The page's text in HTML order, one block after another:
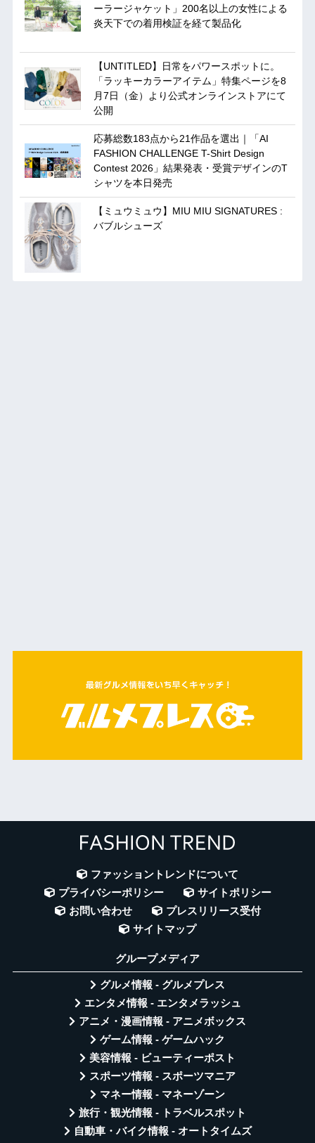
ーラージャケット」200名以上の女性による
炎天下での着用検証を経て製品化
【UNTITLED】日常をパワースポットに。
「ラッキーカラーアイテム」特集ページを8
月7日（金）より公式オンラインストアにて
公開
応募総数183点から21作品を選出｜「AI
FASHION CHALLENGE T-Shirt Design
Contest 2026」結果発表・受賞デザインのT
シャツを本日発売
【ミュウミュウ】MIU MIU SIGNATURES :
バブルシューズ
ファッショントレンドについて
プライバシーポリシー
サイトポリシー
お問い合わせ
プレスリリース受付
サイトマップ
グループメディア
グルメ情報 - グルメプレス
エンタメ情報 - エンタメラッシュ
アニメ・漫画情報 - アニメボックス
ゲーム情報 - ゲームハック
美容情報 - ビューティーポスト
スポーツ情報 - スポーツマニア
マネー情報 - マネーゾーン
旅行・観光情報 - トラベルスポット
自動車・バイク情報 - オートタイムズ